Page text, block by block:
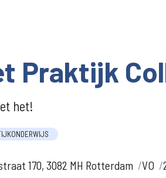
Praktijk
het!
170, 3082 MH Rotterdam VO